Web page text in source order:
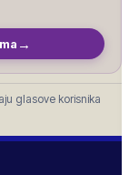
→
glasove korisnika